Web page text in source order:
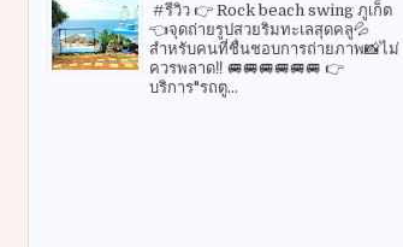
#รีวิว 👉 Rock beach swing ภูเก็ต
👈จุดถ่ายรูปสวยริมทะเลสุดคลู💦
สำหรับคนที่ชื่นชอบการถ่ายภาพ📸ไม่
ควรพลาด‼️ 🚐🚐🚐🚐🚐🚐 👉
บริการ"รถตู...